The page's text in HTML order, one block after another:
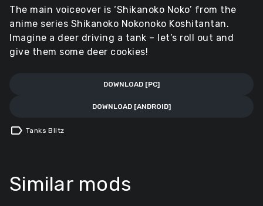
The main voiceover is ‘Shikanoko Noko’ from the
anime series Shikanoko Nokonoko Koshitantan.
Imagine a deer driving a tank – let’s roll out and
give them some deer cookies!
DOWNLOAD [PC]
DOWNLOAD [ANDROID]
label Tanks Blitz
Similar mods